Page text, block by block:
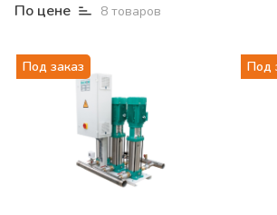
По цене 8 товаров
Под заказ Под